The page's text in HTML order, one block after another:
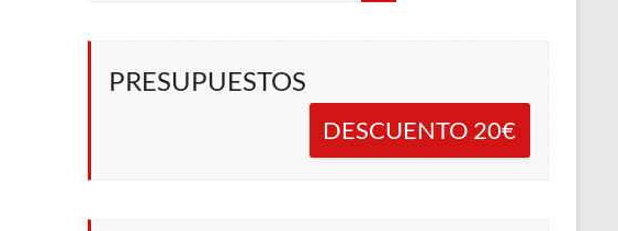
PRESUPUESTOS
DESCUENTO 20€